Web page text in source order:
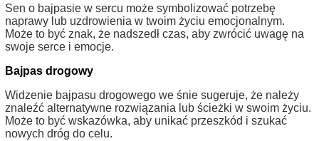
Sen o bajpasie w sercu może symbolizować potrzebę
naprawy lub uzdrowienia w twoim życiu emocjonalnym.
Może to być znak, że nadszedł czas, aby zwrócić uwagę na
swoje serce i emocje.
Bajpas drogowy
Widzenie bajpasu drogowego we śnie sugeruje, że należy
znaleźć alternatywne rozwiązania lub ścieżki w swoim życiu.
Może to być wskazówka, aby unikać przeszkód i szukać
nowych dróg do celu.